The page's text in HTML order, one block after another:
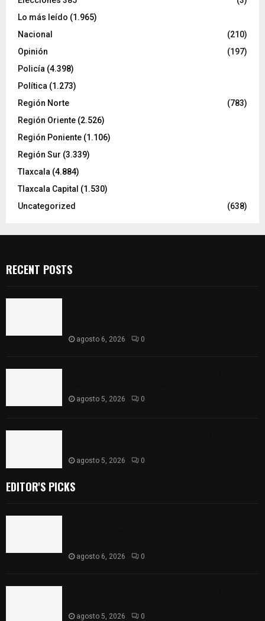
Lo más leído (1.965)
Nacional
(210)
Opinión
(197)
Policía (4.398)
Política (1.273)
Región Norte
(783)
Región Oriente (2.526)
Región Poniente (1.106)
Región Sur (3.339)
Tlaxcala (4.884)
Tlaxcala Capital (1.530)
Uncategorized
(638)
RECENT POSTS
agosto 6, 2026 0
agosto 5, 2026 0
agosto 5, 2026 0
EDITOR'S PICKS
agosto 6, 2026 0
agosto 5, 2026 0